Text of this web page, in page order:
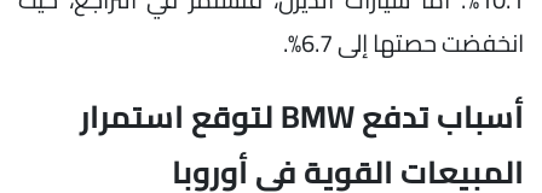
انخفضت حصتها إلى 6.7%.
أسباب تدفع BMW لتوقع استمرار
المبيعات القوية في أوروبا